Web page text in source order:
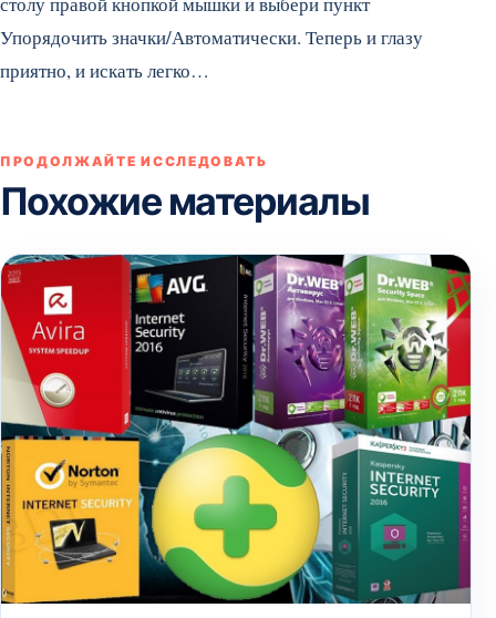
Упорядочить значки/Автоматически. Теперь и глазу
приятно, и искать легко…
ПРОДОЛЖАЙТЕ ИССЛЕДОВАТЬ
Похожие материалы